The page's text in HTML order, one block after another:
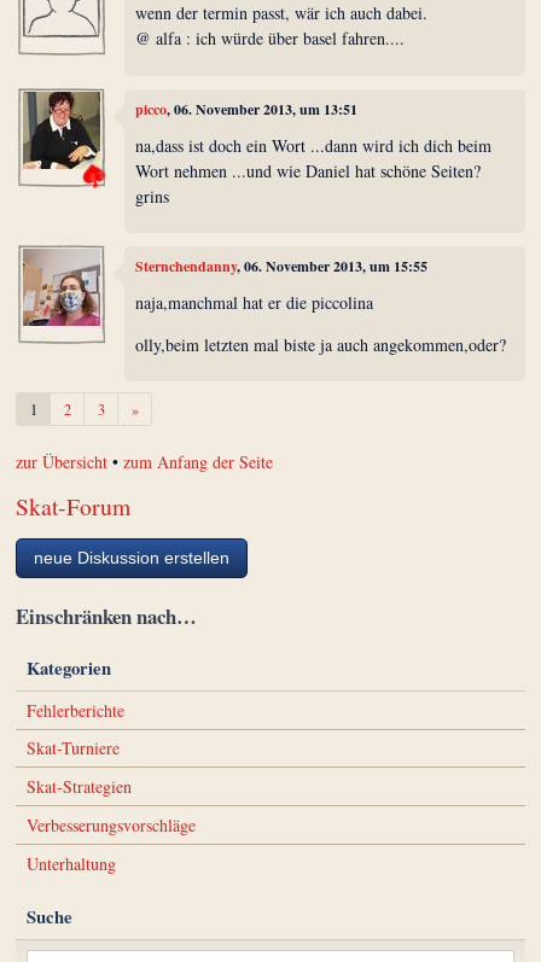
wenn der termin passt, wär ich auch dabei.
@ alfa : ich würde über basel fahren....
picco, 06. November 2013, um 13:51
na,dass ist doch ein Wort ...dann wird ich dich beim
Wort nehmen ...und wie Daniel hat schöne Seiten?
grins
Sternchendanny, 06. November 2013, um 15:55
naja,manchmal hat er die piccolina
olly,beim letzten mal biste ja auch angekommen,oder?
1 2 3 »Weiter
zur Übersicht •zum Anfang der Seite
Skat-Forum
neue Diskussion erstellen
Einschränken nach…
Kategorien
Fehlerberichte
Skat-Turniere
Skat-Strategien
Verbesserungsvorschläge
Unterhaltung
Suche